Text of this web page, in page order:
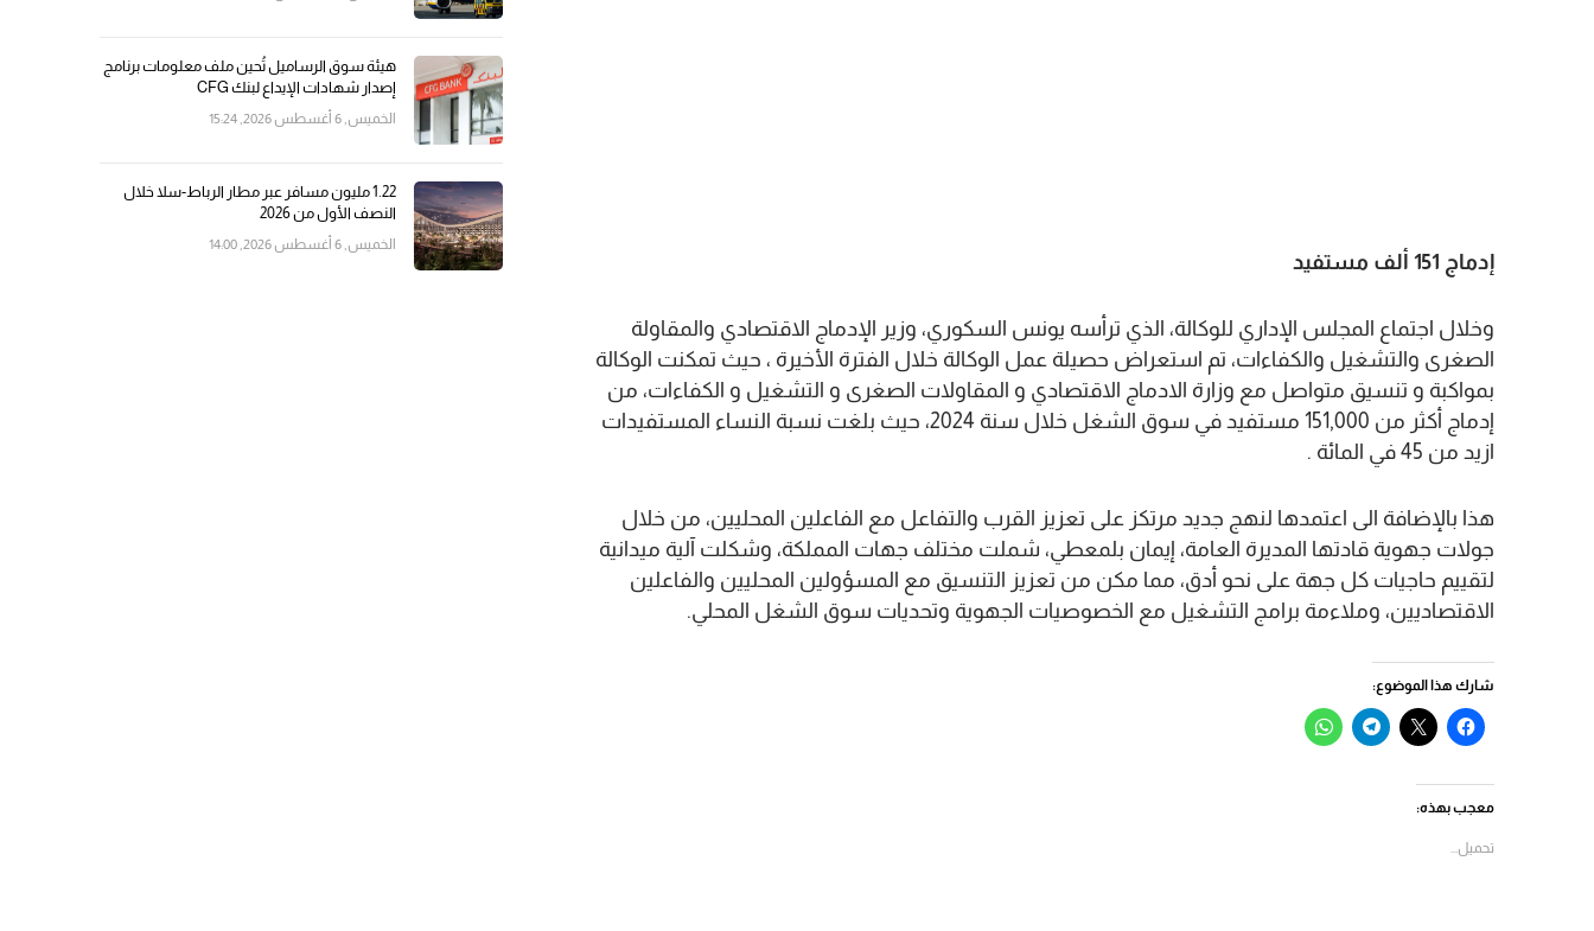
إدماج 151 ألف مستفيد
وخلال اجتماع المجلس الإداري للوكالة، الذي ترأسه يونس السكوري، وزير الإدماج الاقتصادي والمقاولة
الصغرى والتشغيل والكفاءات، تم استعراض حصيلة عمل الوكالة خلال الفترة الأخيرة ، حيث تمكنت الوكالة
بمواكبة و تنسيق متواصل مع وزارة الادماج الاقتصادي و المقاولات الصغرى و التشغيل و الكفاءات، من
إدماج أكثر من 151,000 مستفيد في سوق الشغل خلال سنة 2024، حيث بلغت نسبة النساء المستفيدات
ازيد من 45 في المائة .
هذا بالإضافة الى اعتمدها لنهج جديد مرتكز على تعزيز القرب والتفاعل مع الفاعلين المحليين، من خلال
جولات جهوية قادتها المديرة العامة، إيمان بلمعطي، شملت مختلف جهات المملكة، وشكلت آلية ميدانية
لتقييم حاجيات كل جهة على نحو أدق، مما مكن من تعزيز التنسيق مع المسؤولين المحليين والفاعلين
الاقتصاديين، وملاءمة برامج التشغيل مع الخصوصيات الجهوية وتحديات سوق الشغل المحلي.
شارك هذا الموضوع:
انقر
للمشاركة
(فتح
في
نافذة
النقر
للمشاركة
انقر
للمشاركة
انقر
للمشاركة
معجب بهذه:
تحميل...
هيئة سوق الرساميل تُحين ملف معلومات برنامج
إصدار شهادات الإيداع لبنك CFG
الخميس, 6 أغسطس 2026, 15:24
1.22 مليون مسافر عبر مطار الرباط-سلا خلال
النصف الأول من 2026
الخميس, 6 أغسطس 2026, 14:00